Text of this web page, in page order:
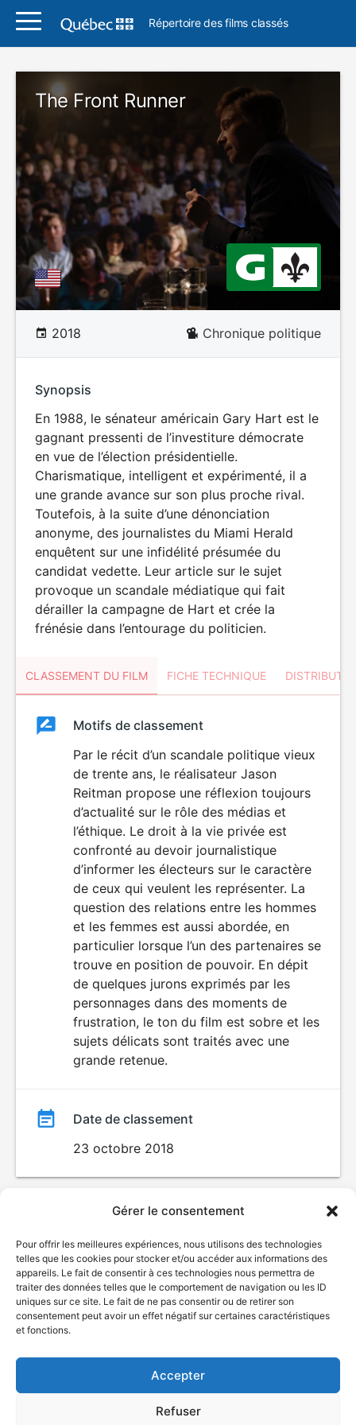
Gérer le consentement
Pour offrir les meilleures expériences, nous utilisons des technologies
telles que les cookies pour stocker et/ou accéder aux informations des
appareils. Le fait de consentir à ces technologies nous permettra de
traiter des données telles que le comportement de navigation ou les ID
uniques sur ce site. Le fait de ne pas consentir ou de retirer son
consentement peut avoir un effet négatif sur certaines caractéristiques
et fonctions.
Accepter
Refuser
Répertoire des films classés
The Front Runner
2018 Chronique politique
Synopsis
En 1988, le sénateur américain Gary Hart est le
gagnant pressenti de l’investiture démocrate
en vue de l’élection présidentielle.
Charismatique, intelligent et expérimenté, il a
une grande avance sur son plus proche rival.
Toutefois, à la suite d’une dénonciation
anonyme, des journalistes du Miami Herald
enquêtent sur une infidélité présumée du
candidat vedette. Leur article sur le sujet
provoque un scandale médiatique qui fait
dérailler la campagne de Hart et crée la
frénésie dans l’entourage du politicien.
CLASSEMENT DU FILM FICHE TECHNIQUE
ClassementClassement
Motifs de classement
Par le récit d’un scandale politique vieux
de trente ans, le réalisateur Jason
Reitman propose une réflexion toujours
d’actualité sur le rôle des médias et
l’éthique. Le droit à la vie privée est
confronté au devoir journalistique
d’informer les électeurs sur le caractère
de ceux qui veulent les représenter. La
question des relations entre les hommes
et les femmes est aussi abordée, en
particulier lorsque l’un des partenaires se
trouve en position de pouvoir. En dépit
de quelques jurons exprimés par les
personnages dans des moments de
frustration, le ton du film est sobre et les
sujets délicats sont traités avec une
grande retenue.
Date de classement
23 octobre 2018
© Gouvernement du Québec, 2026
Plan du site
Accessibilité
Accès à l'information
Déclaration de services